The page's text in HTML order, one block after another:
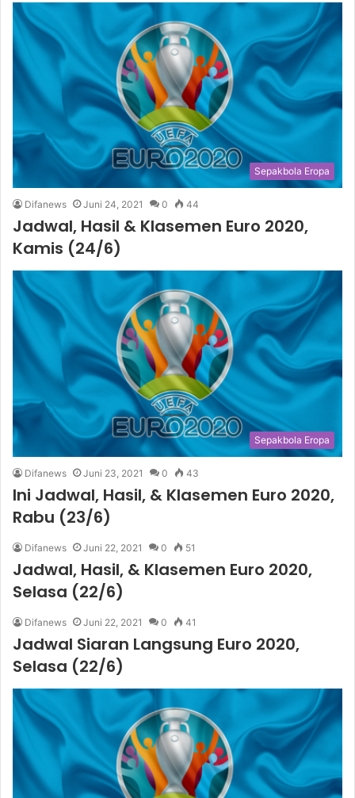
Sepakbola Eropa
Difanews Juni 24, 2021 0 44
Jadwal, Hasil & Klasemen Euro 2020,
Kamis (24/6)
Sepakbola Eropa
Difanews Juni 23, 2021 0 43
Ini Jadwal, Hasil, & Klasemen Euro 2020,
Rabu (23/6)
Difanews Juni 22, 2021 0 51
Jadwal, Hasil, & Klasemen Euro 2020,
Selasa (22/6)
Difanews Juni 22, 2021 0 41
Jadwal Siaran Langsung Euro 2020,
Selasa (22/6)